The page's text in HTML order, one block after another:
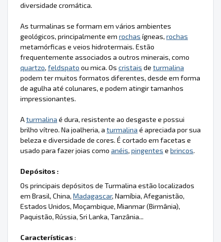
diversidade cromática.
As turmalinas se formam em vários ambientes
geológicos, principalmente em rochas ígneas, rochas
metamórficas e veios hidrotermais. Estão
frequentemente associados a outros minerais, como
quartzo, feldspato ou mica. Os cristais de turmalina
podem ter muitos formatos diferentes, desde em forma
de agulha até colunares, e podem atingir tamanhos
impressionantes.
Aturmalina é dura, resistente ao desgaste e possui
brilho vítreo. Na joalheria, a turmalina é apreciada por sua
beleza e diversidade de cores. É cortado em facetas e
usado para fazer joias como anéis, pingentes e brincos.
Depósitos :
Os principais depósitos de Turmalina estão localizados
em Brasil, China, Madagascar, Namíbia, Afeganistão,
Estados Unidos, Moçambique, Mianmar (Birmânia),
Paquistão, Rússia, Sri Lanka, Tanzânia...
Características: